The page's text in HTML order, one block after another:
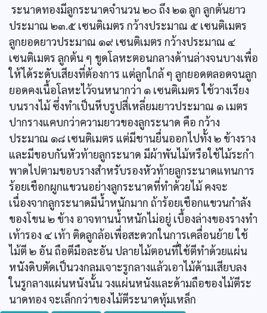
ระนาดทองมีลูกระนาดจำนวน ๒๐ ถึง ๒๑ ลูก ลูกต้นยาว
ประมาณ ๒๓.๕ เซนติเมตร กว้างประมาณ ๕ เซนติเมตร
ลูกยอดยาวประมาณ ๑๙ เซนติเมตร กว้างประมาณ ๔
เซนติเมตร ลูกต้น ๆ ขูดโลหะตอนกลางด้านล่างจนบางเพื่อ
ให้ได้ระดับเสียงที่ต้องการ แต่ลูกใกล้ ๆ ลูกยอดตลอดจนลูก
ยอดคงเนื้อโลหะไว้จนหนากว่า ๑ เซนติเมตร ใช้วางเรียง
บนรางไม้ ซึ่งทำเป็นหีบรูปสี่เหลี่ยมยาวประมาณ ๑ เมตร
ปากรางแคบกว่าความยาวของลูกระนาด คือ กว้าง
ประมาณ ๑๘ เซนติเมตร แต่มีชานยื่นออกไปทั้ง ๒ ข้างราง
และมีขอบกันหัวท้ายลูกระนาด มีผ้าพันไม้หรือใช้ไม้ระกำ
พาดไปตามขอบรางสำหรับรองหัวท้ายลูกระนาดแทนการ
ร้อยเชือกผูกแขวนอย่างลูกระนาดที่ทำด้วยไม้ คงจะ
เนื่องจากลูกระนาดมีน้ำหนักมาก ถ้าร้อยเชือกแขวนกำลัง
ของโขน ๒ ข้าง อาจทานน้ำหนักไม่อยู่ เบื้องล่างของรางทำ
เท้ารอง ๔ เท้า ติดลูกล้อเพื่อสะดวกในการเคลื่อนย้าย ใช้
ไม้ตี ๒ อัน ถือตีมือละอัน ปลายไม้ตอนที่ใช้ตีทำด้วยแผ่น
หนังดิบตัดเป็นวงกลมเจาะรูกลางแล้วเอาไม้ด้ามเสียบลง
ในรูกลางแผ่นหนังนั้น วงแผ่นหนังและด้ามถือของไม้ตีระ
นาดทอง จะเล็กกว่าของไม้ตีระนาดทุ้มเหล็ก